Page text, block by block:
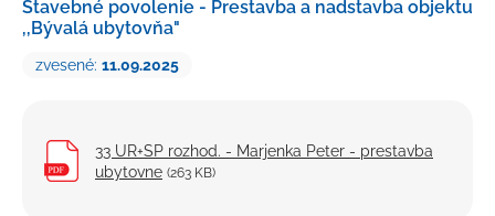
Stavebné povolenie - Prestavba a nadstavba objektu
,,Bývalá ubytovňa"
zvesené: 11.09.2025
33 UR+SP rozhod. - Marjenka Peter - prestavba
ubytovne (263 KB)